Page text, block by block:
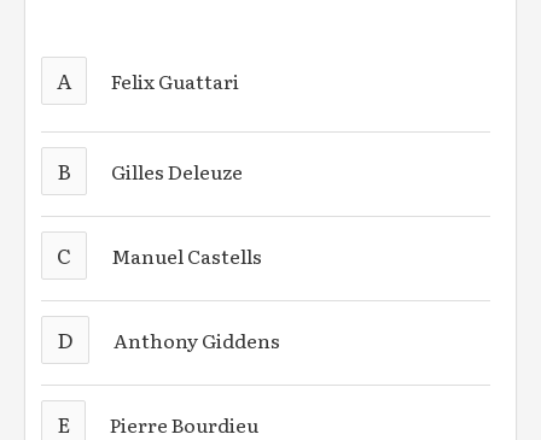
A Felix Guattari
B Gilles Deleuze
C Manuel Castells
D Anthony Giddens
E Pierre Bourdieu